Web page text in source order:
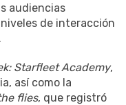
audiencias
de interacción
Starfleet Academy,
así como la
flies, que registró